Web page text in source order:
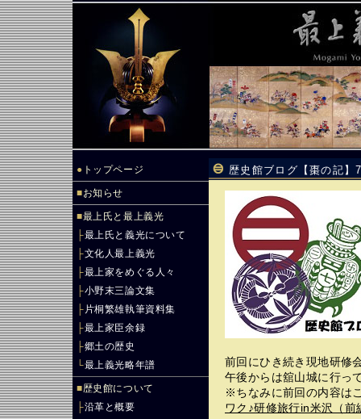
● トップページ
■お知らせ
■最上氏と最上義光
├最上氏と義光について
├文化人最上義光
├最上家をめぐる人々
├小野末三論文集
├ 片桐繁雄執筆資料集
├最上家臣余録
├郷土の歴史
└最上義光略年譜
■歴史館について
├沿革と概要
歴史館ブログ【棗の記
前回にひき続き現地研修
午後からは舘山城に行っ
※ちなみに前回の内容は
ワク♪研修旅行in米沢（前